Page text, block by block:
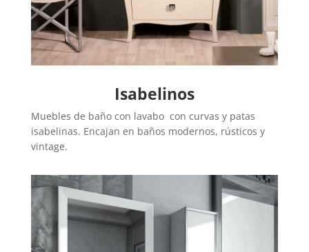
Isabelinos
Muebles de baño con lavabo con curvas y patas
isabelinas. Encajan en baños modernos, rústicos y
vintage.